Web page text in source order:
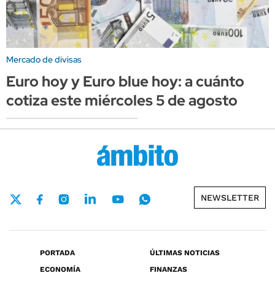
Mercado de divisas
Euro hoy y Euro blue hoy: a cuánto
cotiza este miércoles 5 de agosto
NEWSLETTER
PORTADA
ÚLTIMAS NOTICIAS
ECONOMÍA
FINANZAS